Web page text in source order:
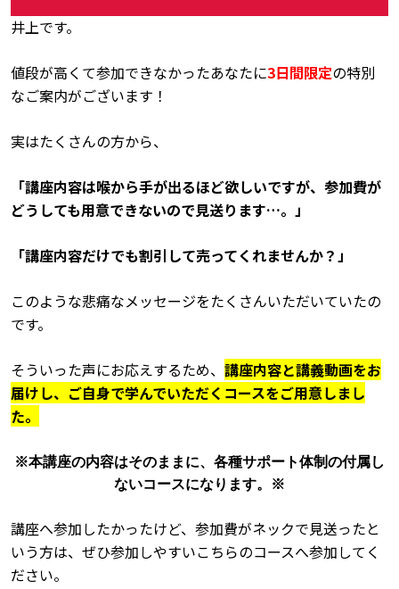
井上です。
値段が高くて参加できなかったあなたに3日間限定の特別
なご案内がございます！
実はたくさんの方から、
「講座内容は喉から手が出るほど欲しいですが、参加費が
どうしても用意できないので見送ります…。」
「講座内容だけでも割引して売ってくれませんか？」
このような悲痛なメッセージをたくさんいただいていたの
です。
そういった声にお応えするため、 講座内容と講義動画をお
届けし、ご自身で学んでいただくコースをご用意しまし
た。
※本講座の内容はそのままに、各種サポート体制の付属し
ないコースになります。※
講座へ参加したかったけど、参加費がネックで見送ったと
いう方は、ぜひ参加しやすいこちらのコースへ参加してく
ださい。